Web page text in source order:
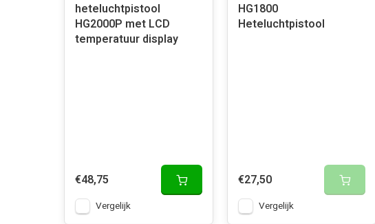
heteluchtpistool
HG2000P met LCD
temperatuur display
€48,75
Vergelijk
HG1800
Heteluchtpistool
€27,50
Vergelijk